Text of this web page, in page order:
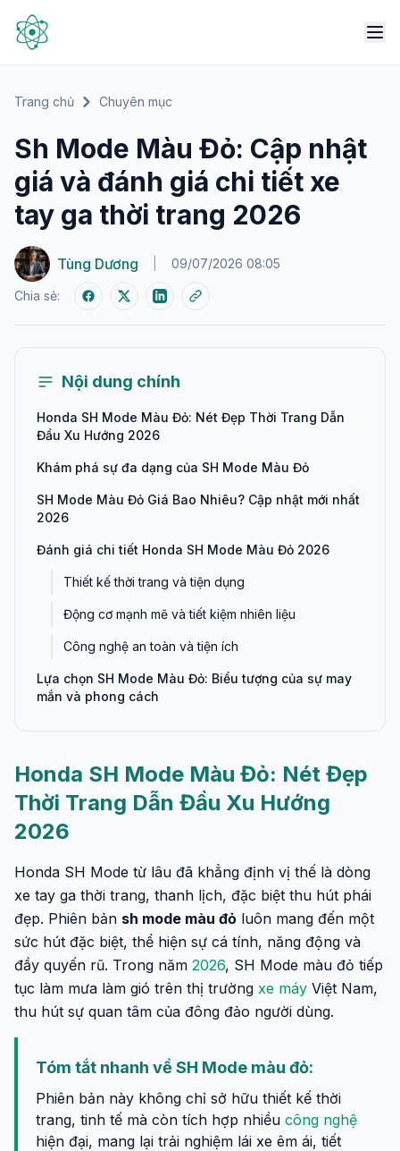
Trang chủ Chuyên mục
Sh Mode Màu Đỏ: Cập nhật
giá và đánh giá chi tiết xe
tay ga thời trang 2026
Tùng Dương 09/07/2026 08:05
Chia sẻ:
Nội dung chính
Honda SH Mode Màu Đỏ: Nét Đẹp Thời Trang Dẫn
Đầu Xu Hướng 2026
Khám phá sự đa dạng của SH Mode Màu Đỏ
SH Mode Màu Đỏ Giá Bao Nhiêu? Cập nhật mới nhất
2026
Đánh giá chi tiết Honda SH Mode Màu Đỏ 2026
Thiết kế thời trang và tiện dụng
Động cơ mạnh mẽ và tiết kiệm nhiên liệu
Công nghệ an toàn và tiện ích
Lựa chọn SH Mode Màu Đỏ: Biểu tượng của sự may
mắn và phong cách
Honda SH Mode Màu Đỏ: Nét Đẹp
Thời Trang Dẫn Đầu Xu Hướng
2026
Honda SH Mode từ lâu đã khẳng định vị thế là dòng
xe tay ga thời trang, thanh lịch, đặc biệt thu hút phái
đẹp. Phiên bản sh mode màu đỏ luôn mang đến một
sức hút đặc biệt, thể hiện sự cá tính, năng động và
đầy quyến rũ. Trong năm 2026, SH Mode màu đỏ tiếp
tục làm mưa làm gió trên thị trường xe máy Việt Nam,
thu hút sự quan tâm của đông đảo người dùng.
Tóm tắt nhanh về SH Mode màu đỏ:
Phiên bản này không chỉ sở hữu thiết kế thời
trang, tinh tế mà còn tích hợp nhiều công nghệ
hiện đại, mang lại trải nghiệm lái xe êm ái, tiết